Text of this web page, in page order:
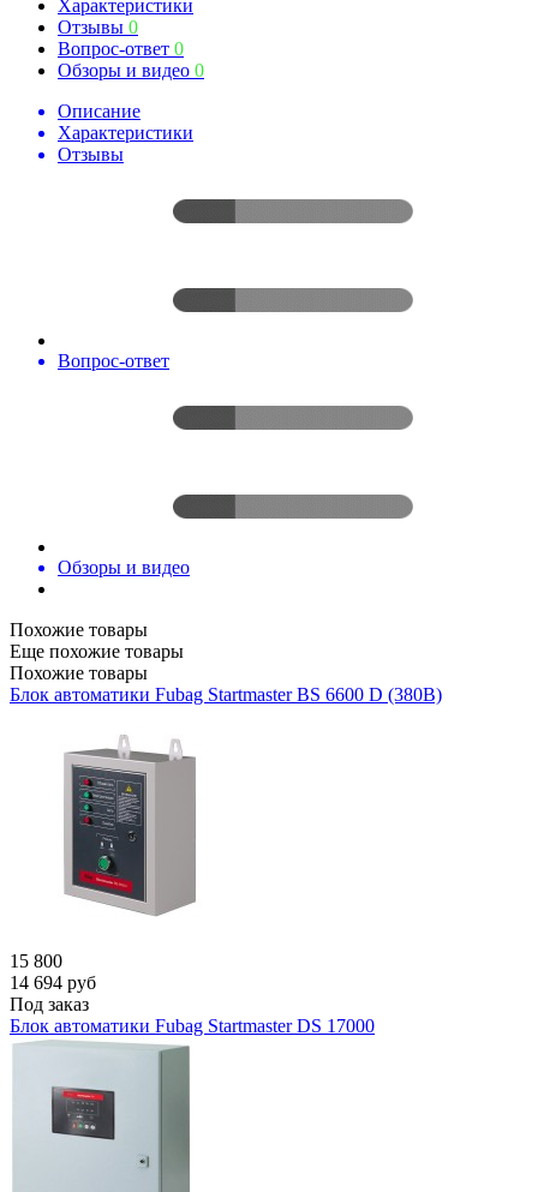
Характеристики
Отзывы 0
Вопрос-ответ 0
Обзоры и видео 0
Описание
Характеристики
Отзывы
Вопрос-ответ
Обзоры и видео
Похожие товары
Еще похожие товары
Похожие товары
Блок автоматики Fubag Startmaster BS 6600 D (380В)
15 800
14 694 руб
Под заказ
Блок автоматики Fubag Startmaster DS 17000